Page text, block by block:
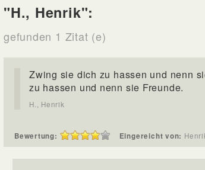
"H., Henrik":
gefunden 1 Zitat (e)
Zwing sie dich zu hassen und nenn
zu hassen und nenn sie Freunde.
H., Henrik
Bewertung: Eingereicht von: